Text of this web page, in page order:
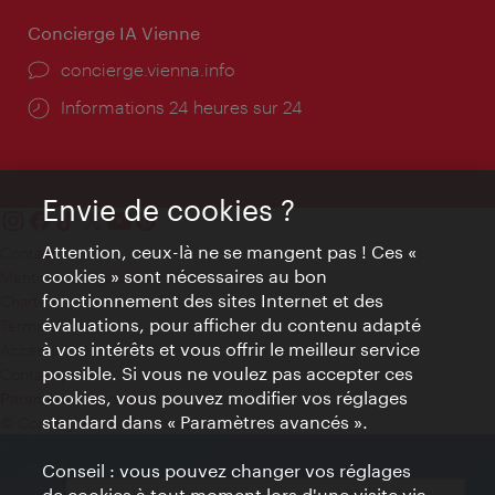
Concierge IA Vienne
Ort:
concierge.vienna.info
Öffnungszeiten:
Informations 24 heures sur 24
Contact
Mentions obligatoires
Charte sur le respect de la vie privée
Terms of Use
Accessibilité
Contact presse
Paramètres de cookies
© Copyright WienTourismus
Envie de cookies ?
Attention, ceux-là ne se mangent pas ! Ces «
cookies » sont nécessaires au bon
fonctionnement des sites Internet et des
évaluations, pour afficher du contenu adapté
à vos intérêts et vous offrir le meilleur service
possible. Si vous ne voulez pas accepter ces
cookies, vous pouvez modifier vos réglages
standard dans « Paramètres avancés ».
Conseil : vous pouvez changer vos réglages